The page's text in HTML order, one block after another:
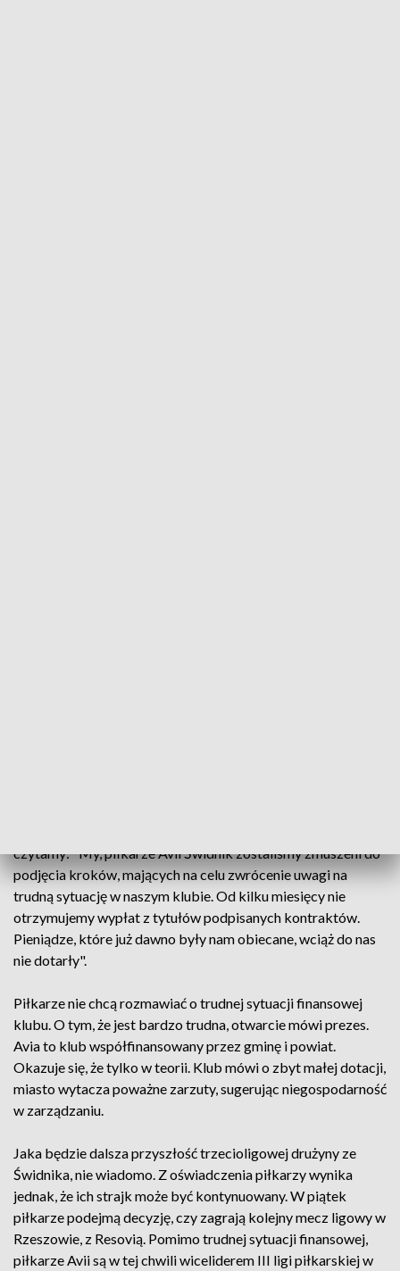
czytamy: "My, piłkarze Avii Świdnik zostaliśmy zmuszeni do
podjęcia kroków, mających na celu zwrócenie uwagi na
trudną sytuację w naszym klubie. Od kilku miesięcy nie
otrzymujemy wypłat z tytułów podpisanych kontraktów.
Pieniądze, które już dawno były nam obiecane, wciąż do nas
nie dotarły".
Piłkarze nie chcą rozmawiać o trudnej sytuacji finansowej
klubu. O tym, że jest bardzo trudna, otwarcie mówi prezes.
Avia to klub współfinansowany przez gminę i powiat.
Okazuje się, że tylko w teorii. Klub mówi o zbyt małej dotacji,
miasto wytacza poważne zarzuty, sugerując niegospodarność
w zarządzaniu.
Jaka będzie dalsza przyszłość trzecioligowej drużyny ze
Świdnika, nie wiadomo. Z oświadczenia piłkarzy wynika
jednak, że ich strajk może być kontynuowany. W piątek
piłkarze podejmą decyzję, czy zagrają kolejny mecz ligowy w
Rzeszowie, z Resovią. Pomimo trudnej sytuacji finansowej,
piłkarze Avii są w tej chwili wiceliderem III ligi piłkarskiej w